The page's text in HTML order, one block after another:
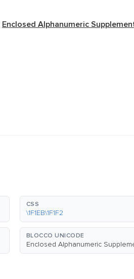
Enclosed Alphanumeric
CSS
\1F1EB\1F1F2
BLOCCO UNICODE
Enclosed Alphanumeric